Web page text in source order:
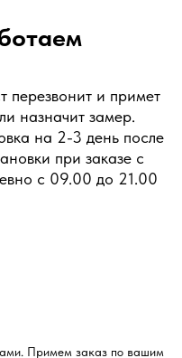
перезвонит и примет
назначит замер.
на 2-3 день после
при заказе с
с 09.00 до 21.00
Примем заказ по вашим